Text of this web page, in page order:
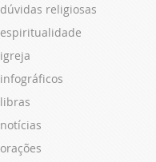
dúvidas religiosas
espiritualidade
igreja
infográficos
libras
notícias
orações